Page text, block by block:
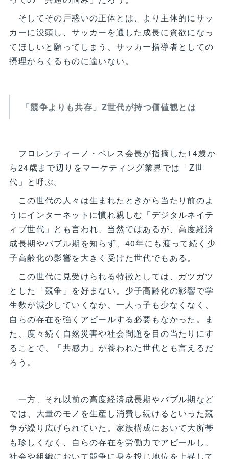
そしてその戸惑いの正体とは、より主体的にサッ
カーに没頭し、サッカーを通した成長に貪欲になっ
てほしいと願ってしまう、サッカー指導者としての
摂理からくるものに違いない。
「競争よりも共存」Z世代が持つ価値観とは
フロレンティーノ・ペレス会長が指摘した14歳か
ら24歳まで辺りをマーケティング業界では「Z世
代」と呼ぶ。
この世代の人々は生まれたときから当たり前のよ
うにインターネットに慣れ親しむ「デジタルネイテ
ィブ世代」とも言われ、当然ではあるが、高度経済
成長期やバブル期を知らず、40年にも渡って続く少
子高齢化の影響を大きく受けた世代でもある。
この世代に見受けられる特徴としては、ガツガツ
とした「競争」を好まない。少子高齢化の影響で学
生数が減少していくなか、一人っ子も少なくなく、
自らの存在を強くアピールする必要もなかった。ま
た、度々続く自然災害や社会問題を目の当たりにす
ることで、「共感力」が養われた世代とも言えるだ
ろう。
一方、それ以前の高度経済成長期やバブル期など
では、大量のモノを生産し消費し続けるといった競
争が繰り広げられていた。家族構成において大所帯
も珍しくなく、自らの存在を労働力でアピールし、
社会や組織において競争に身を投じ地位を上昇して